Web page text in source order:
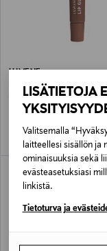
LISÄTIETOJA
Valitsemalla
laitteellesi sisällön ja
ominaisuuksia sekä
evästeasetuksiasi
linkistä.
Tietoturva ja
LUMENE
Lip Glow Oil Balm -huuliöljy
Original Price